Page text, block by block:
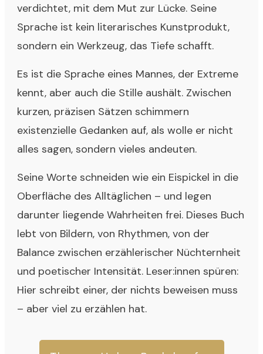
verdichtet, mit dem Mut zur Lücke. Seine
Sprache ist kein literarisches Kunstprodukt,
sondern ein Werkzeug, das Tiefe schafft.
Es ist die Sprache eines Mannes, der Extreme
kennt, aber auch die Stille aushält. Zwischen
kurzen, präzisen Sätzen schimmern
existenzielle Gedanken auf, als wolle er nicht
alles sagen, sondern vieles andeuten.
Seine Worte schneiden wie ein Eispickel in die
Oberfläche des Alltäglichen – und legen
darunter liegende Wahrheiten frei. Dieses Buch
lebt von Bildern, von Rhythmen, von der
Balance zwischen erzählerischer Nüchternheit
und poetischer Intensität. Leser:innen spüren:
Hier schreibt einer, der nichts beweisen muss
– aber viel zu erzählen hat.